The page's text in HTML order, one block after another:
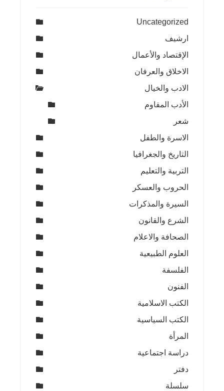
Uncategorized
ارشيف
الإقتصاد والأعمال
الاخلاق والعرفان
الادب والخيال
الأدب المقاوم
شعر
الاسرة والطفل
التاريخ والجغرافيا
التربية والتعليم
الحروب والعسكر
السيرة والمذكرات
الشرع والقانون
الصحافة والاعلام
العلوم الطبيعية
الفلسفة
الفنون
الكتب الاسلامية
الكتب السياسية
المرأة
دراسة اجتماعية
دفتر
سلسلة